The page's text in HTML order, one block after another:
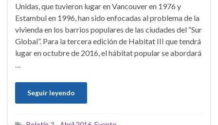
Unidas, que tuvieron lugar en Vancouver en 1976 y
Estambul en 1996, han sido enfocadas al problema de la
vivienda en los barrios populares de las ciudades del “Sur
Global”. Para la tercera edición de Habitat III que tendrá
lugar en octubre de 2016, el hábitat popular se abordará
…
Seguir leyendo